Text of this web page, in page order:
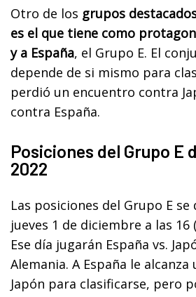
Otro de los grupos
es el que tiene como
y a España, el Grupo E. El
depende de si mismo para
perdió un encuentro contra
contra España.
Posiciones del Grupo E
2022
Las posiciones del Grupo E
jueves 1 de diciembre a las
Ese día jugarán España vs.
Alemania. A España le
Japón para clasificarse, pero